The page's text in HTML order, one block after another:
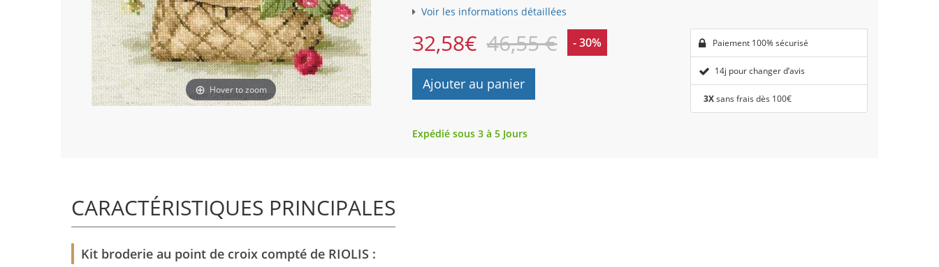
Hover to zoom
Voir les informations détaillées
32,58€ 46,55 € - 30%
Ajouter au panier
Paiement 100% sécurisé
14j pour changer d’avis
3Xsans frais dès 100€
Expédié sous 3 à 5 Jours
CARACTÉRISTIQUES PRINCIPALES
Kit broderie au point de croix compté de RIOLIS :